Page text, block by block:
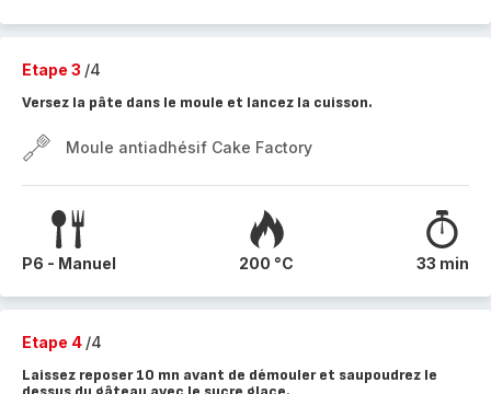
Etape 3 /4
Versez la pâte dans le moule et lancez la cuisson.
Moule antiadhésif Cake Factory
P6 - Manuel 200 °C 33 min
Etape 4 /4
Laissez reposer 10 mn avant de démouler et saupoudrez le